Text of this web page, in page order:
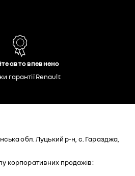
авто впевнено
гарантії Renault
обл. Луцький р-н, с. Гаразджа,
корпоративних продажів: